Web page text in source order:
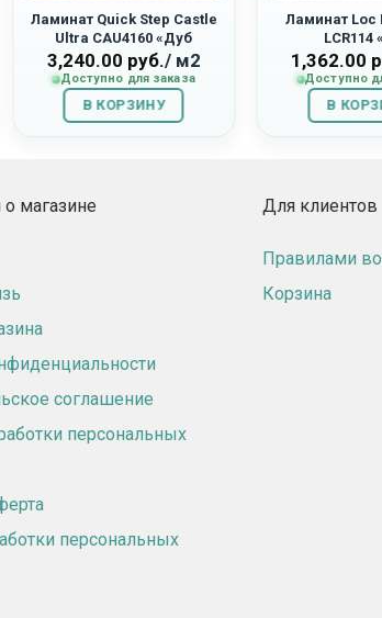
Ламинат Quick Step Castle
Ultra CAU4160 «Дуб
Капучино»
3,240.00 руб./ м2
Доступно для заказа
В КОРЗИНУ
Ламинат Loc
LCR114
1,362.00
Доступно
В
магазине
соглашение
персональных
персональных
Для клиентов
Правилами
Корзина